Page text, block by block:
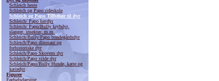
Schleich heste
Schleich og Papo rideskole
Schleich og Papo Tilbehør til dyr
Schleich/ Papo havdyr
Schleich/ Papo/Bully krybdyr,
slanger, insekter, m.m.
Schleich/Bully/Papo bondegårdsdyr
Schleich/Papo dinosaur og
forhistoriske dyr
Schleich/Papo Skovens dyr
Schleich/Papo vilde dyr
Schleich/Papo/Bully Hunde, katte og
kæledyr
Figurer
Fødselsdagstog